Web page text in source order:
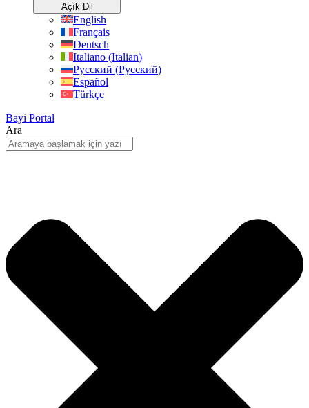
Açık Dil
English
Français
Deutsch
Italiano (Italian)
Русский (Pусский)
Español
Türkçe
Bayi Portal
Ara